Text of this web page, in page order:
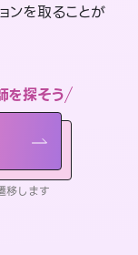
ンを取ることが
を探そう
移します